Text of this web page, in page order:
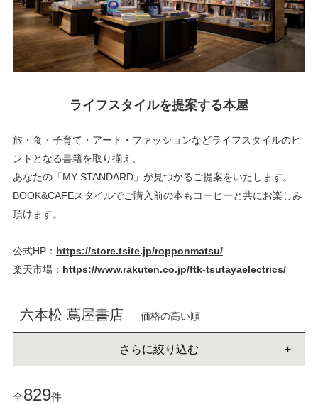
ライフスタイルを提案する本屋
旅・食・子育て・アート・ファッションなどライフスタイルのヒ
ントとなる書籍を取り揃え、
あなたの「MY STANDARD」が見つかるご提案をいたします。
BOOK&CAFEスタイルでご購入前の本もコーヒーと共にお楽しみ
頂けます。
公式HP： https://store.tsite.jp/ropponmatsu/
楽天市場： https://www.rakuten.co.jp/ftk-tsutayaelectrics/
六本松 蔦屋書店 価格の高い順
さらに絞り込む
全829件